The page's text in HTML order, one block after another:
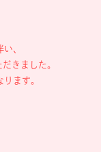
、
きました。
ます。